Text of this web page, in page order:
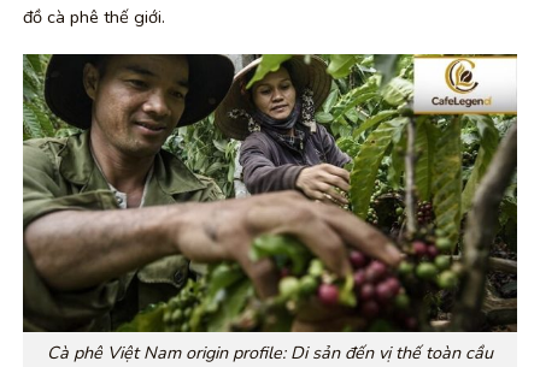
đồ cà phê thế giới.
Cà phê Việt Nam origin profile: Di sản đến vị thế toàn cầu